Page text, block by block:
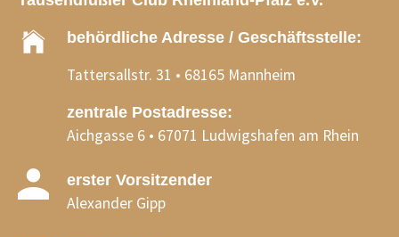
behördliche Adresse / Geschäftsstelle:
Tattersallstr. 31 • 68165 Mannheim
zentrale Postadresse:
Aichgasse 6 • 67071 Ludwigshafen am Rhein
erster Vorsitzender
Alexander Gipp